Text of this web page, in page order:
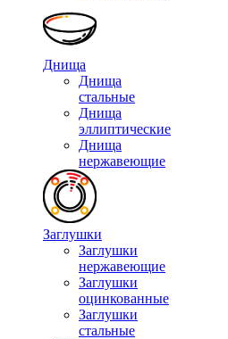
Днища
Днища
стальные
Днища
эллиптические
Днища
нержавеющие
Заглушки
Заглушки
нержавеющие
Заглушки
оцинкованные
Заглушки
стальные